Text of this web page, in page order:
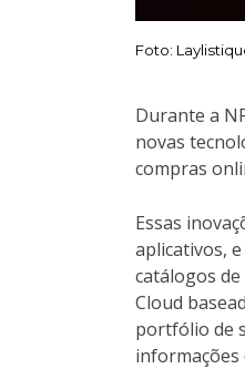
Foto:
Durante a
novas
compras
Essas
aplicativos,
catálogos
Cloud
portfólio de
informações